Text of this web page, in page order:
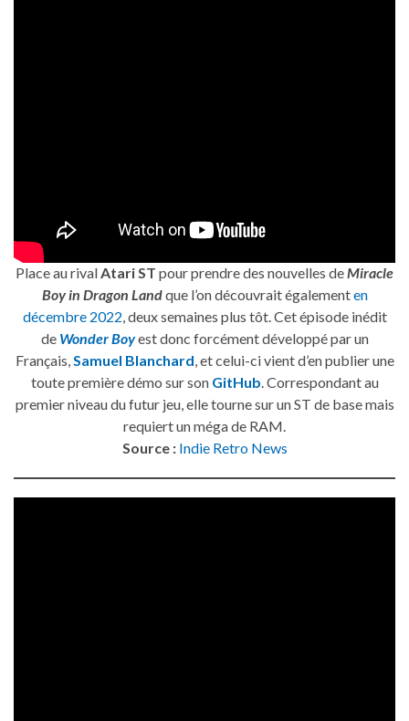
Place au rivalAtari ST pour prendre des nouvelles deMiracle
Boy in Dragon Landque l’on découvrait égalementen
décembre 2022, deux semaines plus tôt. Cet épisode inédit
de Wonder Boyest donc forcément développé par un
Français,Samuel Blanchard, et celui-ci vient d’en publier une
toute première démo sur son GitHub. Correspondant au
premier niveau du futur jeu, elle tourne sur un ST de base mais
requiert un méga de RAM.
Source : Indie Retro News